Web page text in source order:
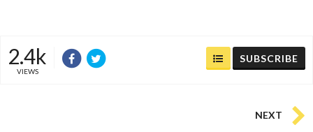
2.4k
VIEWS
SUBSCRIBE
NEXT